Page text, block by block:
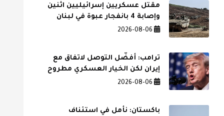
مقتل عسكريين إسرائيليين اثنين
وإصابة 4 بانفجار عبوة في لبنان
ترامب: أفضّل التوصل لاتفاق مع
إيران لكن الخيار العسكري مطروح
باكستان: نأمل في استئناف